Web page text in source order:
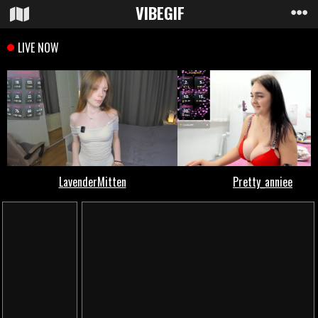
VIBEGIF